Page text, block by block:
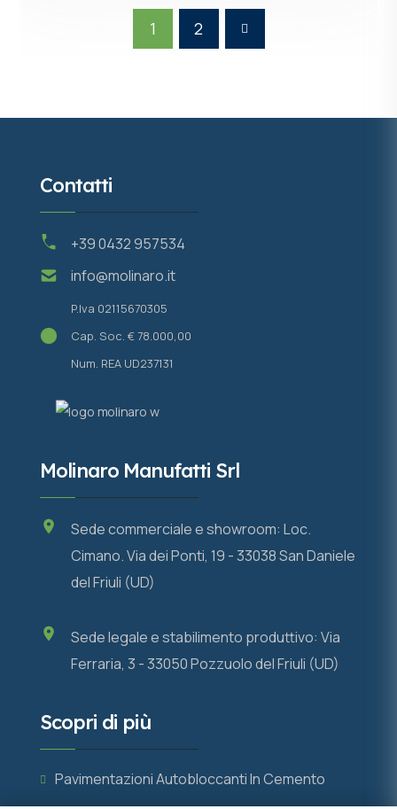
1 2
Contatti
+39 0432 957534
info@molinaro.it
P.Iva 02115670305
Cap. Soc. € 78.000,00
Num. REA UD237131
Molinaro Manufatti Srl
Sede commerciale e showroom: Loc.
Cimano. Via dei Ponti, 19 - 33038 San Daniele
del Friuli (UD)
Sede legale e stabilimento produttivo: Via
Ferraria, 3 - 33050 Pozzuolo del Friuli (UD)
Scopri di più
Pavimentazioni Autobloccanti In Cemento